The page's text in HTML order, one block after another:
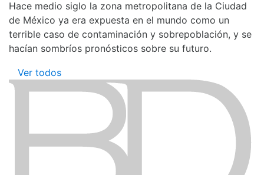
Hace medio siglo la zona metropolitana de la Ciudad
de México ya era expuesta en el mundo como un
terrible caso de contaminación y sobrepoblación, y se
hacían sombríos pronósticos sobre su futuro.
Ver todos